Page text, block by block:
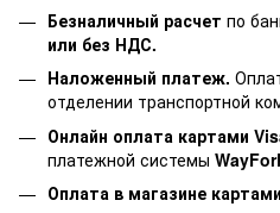
Безналичный расчет по
или без НДС.
Наложенный платеж.
отделении транспортной
Онлайн оплата картами
платежной системы
Оплата в магазине